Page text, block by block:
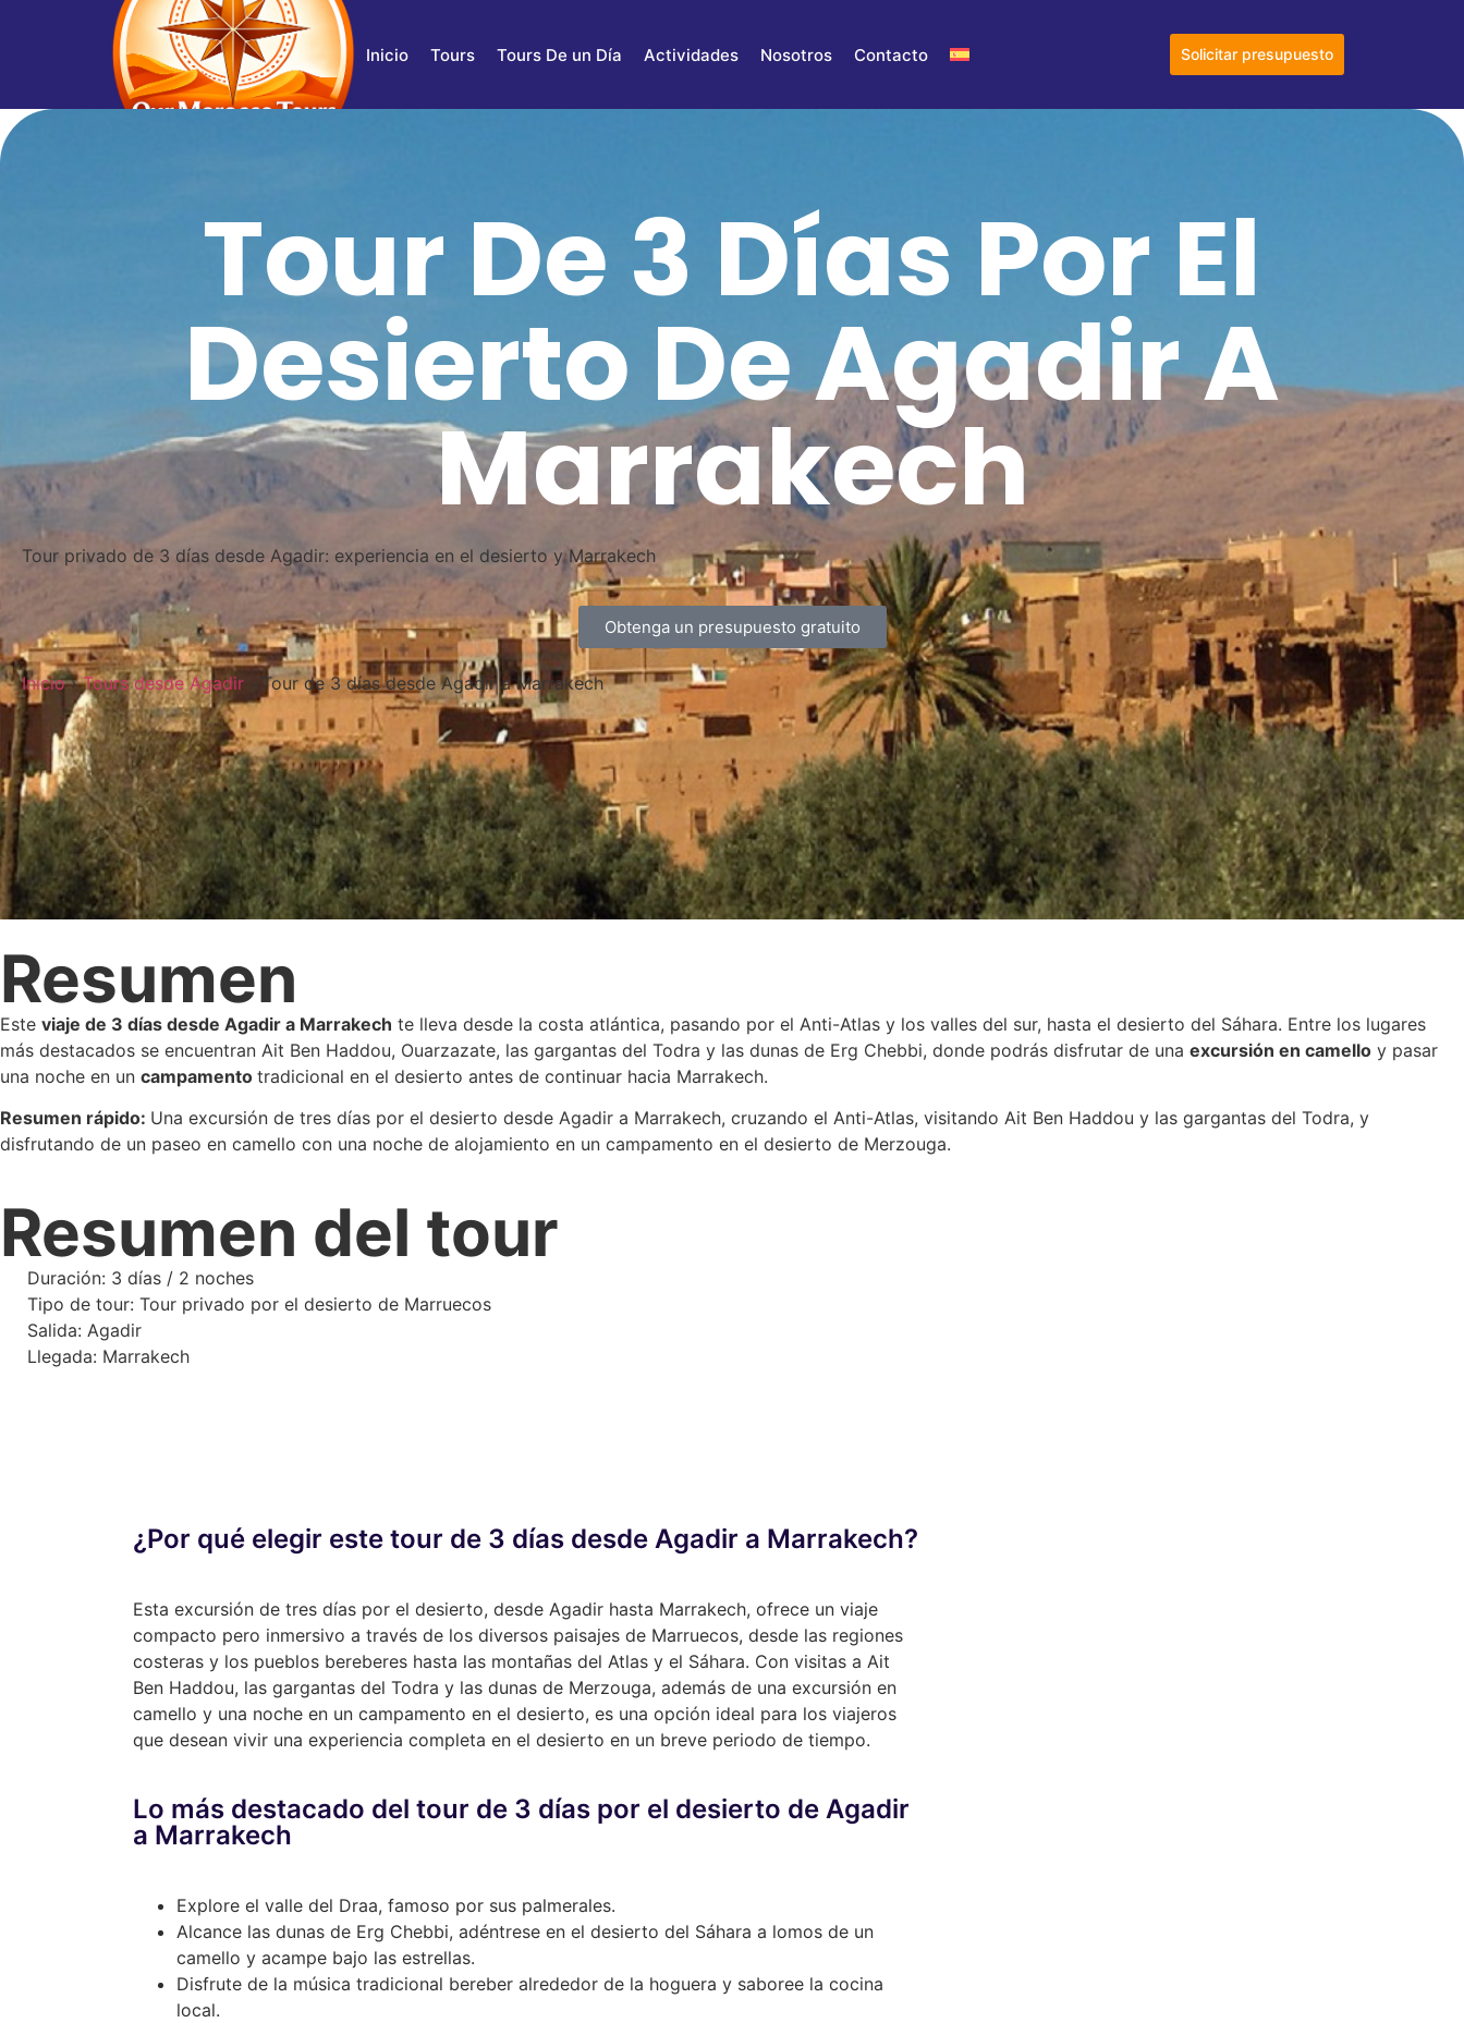
Inicio Tours Tours De un Día Actividades Nosotros Contacto Solicitar presupuesto
Tour De 3 Días Por El
Desierto De Agadir A
Marrakech
Tour privado de 3 días desde Agadir: experiencia en el desierto y Marrakech
Obtenga un presupuesto gratuito
Inicio›Tours desde Agadir › Tour de 3 días desde Agadir a Marrakech
Resumen
Este viaje de 3 días desde Agadir a Marrakech te lleva desde la costa atlántica, pasando por el Anti-Atlas y los valles del sur, hasta el desierto del Sáhara. Entre los lugares
más destacados se encuentran Ait Ben Haddou, Ouarzazate, las gargantas del Todra y las dunas de Erg Chebbi, donde podrás disfrutar de una excursión en camello y pasar
una noche en un campamento tradicional en el desierto antes de continuar hacia Marrakech.
Resumen rápido: Una excursión de tres días por el desierto desde Agadir a Marrakech, cruzando el Anti-Atlas, visitando Ait Ben Haddou y las gargantas del Todra, y
disfrutando de un paseo en camello con una noche de alojamiento en un campamento en el desierto de Merzouga.
Resumen del tour
Duración: 3 días / 2 noches
Tipo de tour: Tour privado por el desierto de Marruecos
Salida: Agadir
Llegada: Marrakech
¿Por qué elegir este tour de 3 días desde Agadir a Marrakech?
Esta excursión de tres días por el desierto, desde Agadir hasta Marrakech, ofrece un viaje
compacto pero inmersivo a través de los diversos paisajes de Marruecos, desde las regiones
costeras y los pueblos bereberes hasta las montañas del Atlas y el Sáhara. Con visitas a Ait
Ben Haddou, las gargantas del Todra y las dunas de Merzouga, además de una excursión en
camello y una noche en un campamento en el desierto, es una opción ideal para los viajeros
que desean vivir una experiencia completa en el desierto en un breve periodo de tiempo.
Lo más destacado del tour de 3 días por el desierto de Agadir
a Marrakech
Explore el valle del Draa, famoso por sus palmerales.
Alcance las dunas de Erg Chebbi, adéntrese en el desierto del Sáhara a lomos de un
camello y acampe bajo las estrellas.
Disfrute de la música tradicional bereber alrededor de la hoguera y saboree la cocina
local.